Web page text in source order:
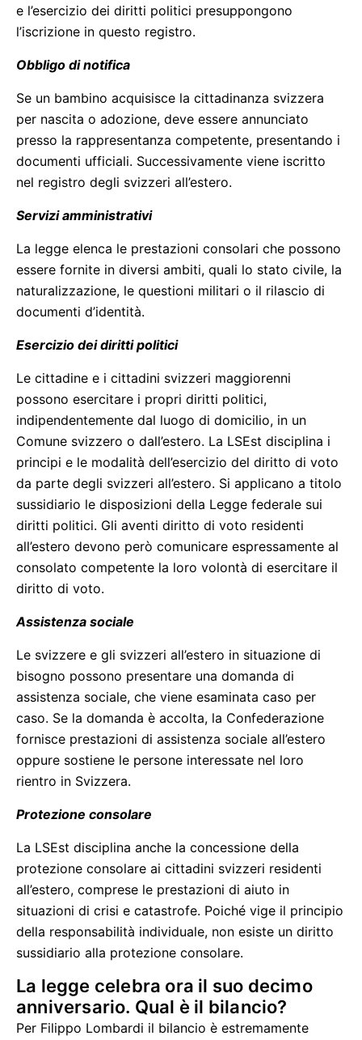
e l’esercizio dei diritti politici presuppongono
l’iscrizione in questo registro.
Obbligo di notifica
Se un bambino acquisisce la cittadinanza svizzera
per nascita o adozione, deve essere annunciato
presso la rappresentanza competente, presentando i
documenti ufficiali. Successivamente viene iscritto
nel registro degli svizzeri all’estero.
Servizi amministrativi
La legge elenca le prestazioni consolari che possono
essere fornite in diversi ambiti, quali lo stato civile, la
naturalizzazione, le questioni militari o il rilascio di
documenti d’identità.
Esercizio dei diritti politici
Le cittadine e i cittadini svizzeri maggiorenni
possono esercitare i propri diritti politici,
indipendentemente dal luogo di domicilio, in un
Comune svizzero o dall’estero. La LSEst disciplina i
principi e le modalità dell’esercizio del diritto di voto
da parte degli svizzeri all’estero. Si applicano a titolo
sussidiario le disposizioni della Legge federale sui
diritti politici. Gli aventi diritto di voto residenti
all’estero devono però comunicare espressamente al
consolato competente la loro volontà di esercitare il
diritto di voto.
Assistenza sociale
Le svizzere e gli svizzeri all’estero in situazione di
bisogno possono presentare una domanda di
assistenza sociale, che viene esaminata caso per
caso. Se la domanda è accolta, la Confederazione
fornisce prestazioni di assistenza sociale all’estero
oppure sostiene le persone interessate nel loro
rientro in Svizzera.
Protezione consolare
La LSEst disciplina anche la concessione della
protezione consolare ai cittadini svizzeri residenti
all’estero, comprese le prestazioni di aiuto in
situazioni di crisi e catastrofe. Poiché vige il principio
della responsabilità individuale, non esiste un diritto
sussidiario alla protezione consolare.
La legge celebra ora il suo decimo
anniversario. Qual è il bilancio?
Per Filippo Lombardi il bilancio è estremamente